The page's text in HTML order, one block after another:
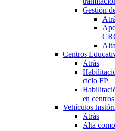
Gestión
Centros
Atrás
ciclo FP
en
Vehículos
Atrás
Alta